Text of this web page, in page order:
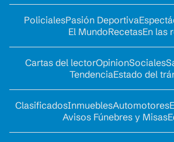
PolicialesPasión Deportiva
El MundoRecetasEn las
Cartas del lectorOpinionSociales
TendenciaEstado del
ClasificadosInmueblesAutomotores
Avisos Fúnebres y Misas